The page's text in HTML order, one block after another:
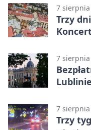
7
Trzy
7
7
Trzy